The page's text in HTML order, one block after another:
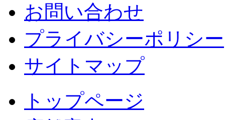
お問い合わせ
プライバシーポリシー
サイトマップ
トップページ